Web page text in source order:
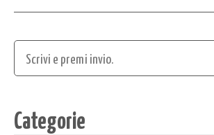
Categorie